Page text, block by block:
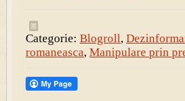
Categorie: Blogroll,
romaneasca, Manipulare prin